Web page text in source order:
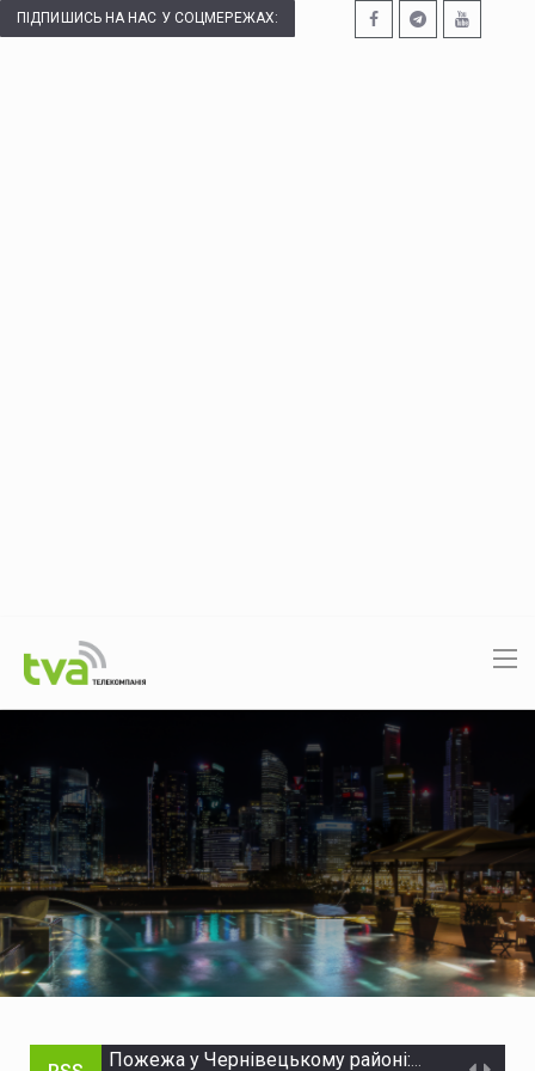
ПІДПИШИСЬ НА НАС У СОЦМЕРЕЖАХ: